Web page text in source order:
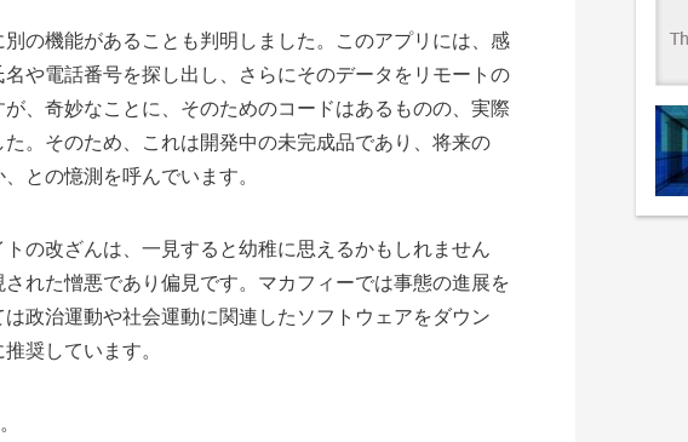
の機能があることも判明しました。このアプリには、感
や電話番号を探し出し、さらにそのデータをリモートの
、奇妙なことに、そのためのコードはあるものの、実際
。そのため、これは開発中の未完成品であり、将来の
との憶測を呼んでいます。
の改ざんは、一見すると幼稚に思えるかもしれません
れた憎悪であり偏見です。マカフィーでは事態の進展を
政治運動や社会運動に関連したソフトウェアをダウン
奨しています。